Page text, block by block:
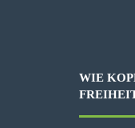
WIE